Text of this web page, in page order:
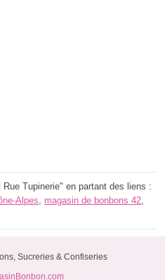
Tupinerie" en partant des liens :
Alpes
magasin de bonbons 42
Sucreries & Confiseries